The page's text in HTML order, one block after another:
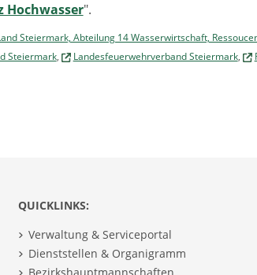
Hochwasser".
Steiermark, Abteilung 14 Wasserwirtschaft,
Steiermark, Landesfeuerwehrverband Steiermark,
QUICKLINKS:
Verwaltung & Serviceportal
Dienststellen & Organigramm